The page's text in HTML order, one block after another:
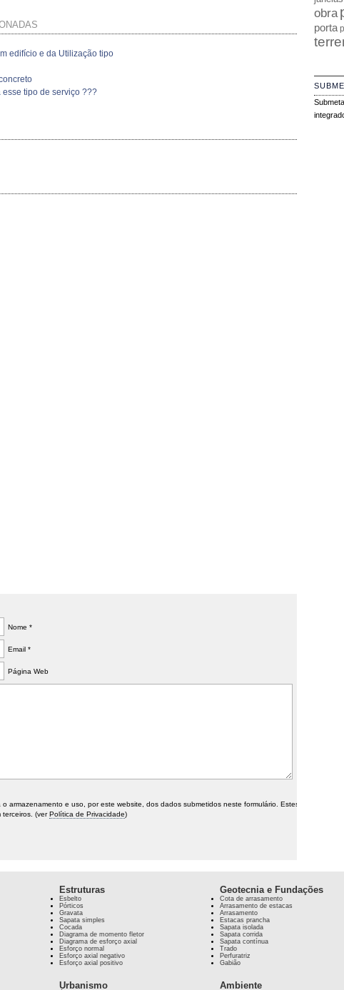
edifício e da Utilização tipo
tipo de serviço ???
Nome *
Email *
Página Web
armazenamento e uso, por este website, dos dados submetidos neste formulário. Estes
terceiros. (verPolítica de Privacidade)
obra
porta
Estruturas
Esbelto
Pórticos
Gravata
Sapata simples
Cocada
Diagrama de momento fletor
Diagrama de esforço axial
Esforço normal
Esforço axial negativo
Esforço axial positivo
Geotecnia e Fundações
Cota de arrasamento
Arrasamento de estacas
Arrasamento
Estacas prancha
Sapata isolada
Sapata corrida
Sapata contínua
Trado
Perfuratriz
Gabião
Urbanismo Ambiente